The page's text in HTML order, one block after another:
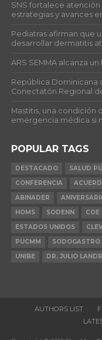
SNS fortalece
estrategias y avances
Pediatras afirman que
desarrollar dermatitis
ARS SEMMA alcanza
República Dominicana
Conectatón Regional
Mastitis, una condición
emergencia médica si
POPULAR TAGS
DESTACADO SALUD
CONFERENCIA
ABINADER
HOMS
SODENN COE
ESTADOS UNIDOS
PUCMM
SODOGASTRO
UNIBE
DR. JULIO
AUTHORS LIST